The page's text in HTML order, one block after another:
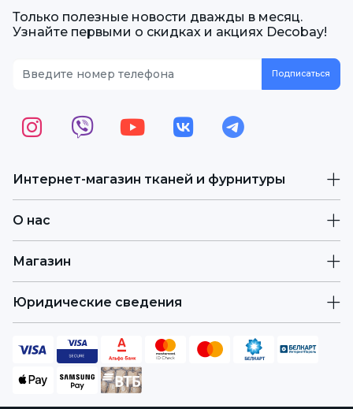
Интернет-магазин тканей и фурнитуры
О нас
Магазин
Юридические сведения
Только полезные новости дважды в месяц.
Узнайте первыми о скидках и акциях Decobay!